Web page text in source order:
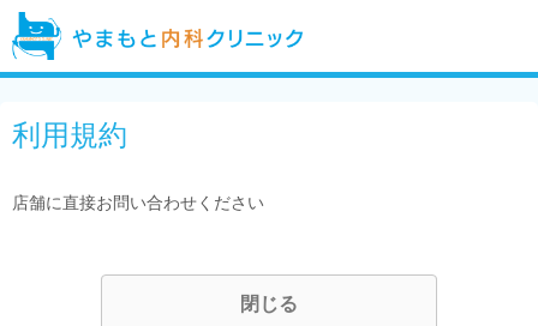
利用規約
店舗に直接お問い合わせください
閉じる